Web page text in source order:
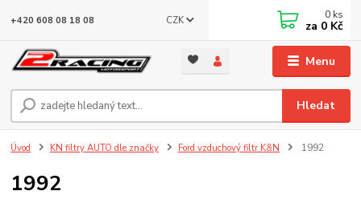
Menu
CZK
Hledat
+420 608 08 18 08 0 ks
za 0 Kč
Úvod KN filtry AUTO dle značky Ford vzduchový filtr K&N 1992
1992